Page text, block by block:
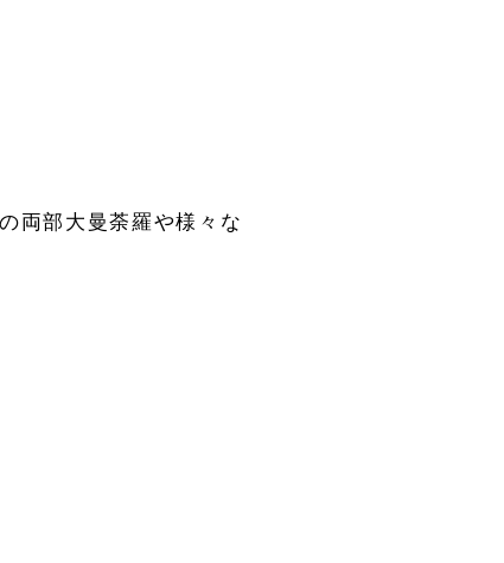
両部大曼荼羅や様々な